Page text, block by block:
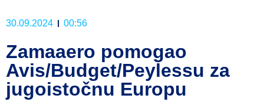
30.09.2024 00:56
Zamaaero pomogao
Avis/Budget/Peylessu za
jugoistočnu Europu